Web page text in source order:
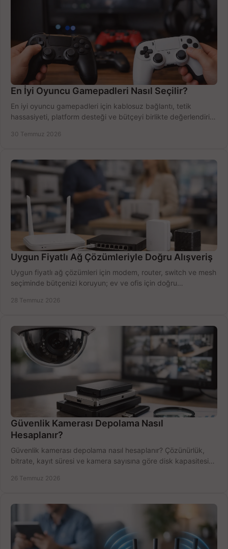
En İyi Oyuncu Gamepadleri Nasıl Seçilir?
En iyi oyuncu gamepadleri için kablosuz bağlantı, tetik
hassasiyeti, platform desteği ve bütçeyi birlikte değerlendirin;
30 Temmuz 2026
Uygun Fiyatlı Ağ Çözümleriyle Doğru Alışveriş
Uygun fiyatlı ağ çözümleri için modem, router, switch ve mesh
seçiminde bütçenizi koruyun; ev ve ofis için doğru
28 Temmuz 2026
Güvenlik Kamerası Depolama Nasıl
Hesaplanır?
Güvenlik kamerası depolama nasıl hesaplanır? Çözünürlük,
bitrate, kayıt süresi ve kamera sayısına göre disk kapasitesini
26 Temmuz 2026